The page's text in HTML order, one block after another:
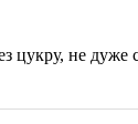
не дуже